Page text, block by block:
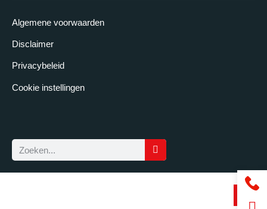
Algemene voorwaarden
Disclaimer
Privacybeleid
Cookie instellingen